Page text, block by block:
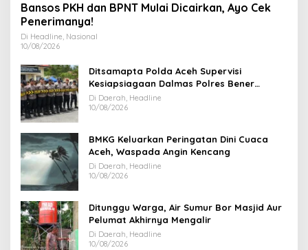
Bansos PKH dan BPNT Mulai Dicairkan, Ayo Cek
Penerimanya!
Di Headline, Nasional
10/08/2026
Ditsamapta Polda Aceh Supervisi
Kesiapsiagaan Dalmas Polres Bener
Meriah
Di Daerah, Headline
10/08/2026
BMKG Keluarkan Peringatan Dini Cuaca
Aceh, Waspada Angin Kencang
Di Daerah, Headline
10/08/2026
Ditunggu Warga, Air Sumur Bor Masjid Aur
Pelumat Akhirnya Mengalir
Di Daerah, Headline
10/08/2026